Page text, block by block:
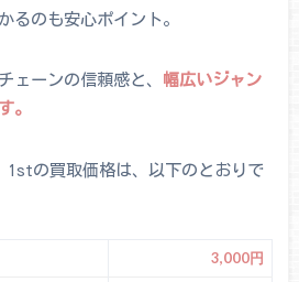
るのも安心ポイント。
ェーンの信頼感と、 幅広いジャン
。
の買取価格は、以下のとおりで
3,000円